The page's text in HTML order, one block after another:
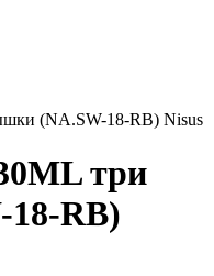
(NA.SW-18-RB) Nisus
три
RB)